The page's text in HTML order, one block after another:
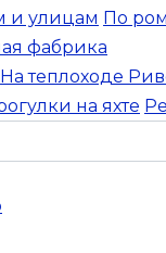
и улицам По
фабрика
На теплоходе
на яхте